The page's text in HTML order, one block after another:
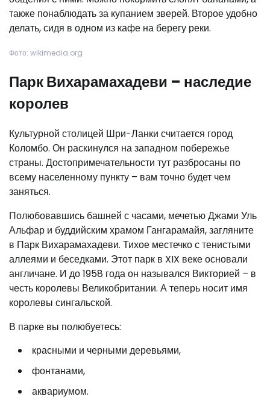
также понаблюдать за купанием зверей. Второе удобно
делать, сидя в одном из кафе на берегу реки.
Фото: wikimedia.org
Парк Вихарамахадеви – наследие
королев
Культурной столицей Шри-Ланки считается город
Коломбо. Он раскинулся на западном побережье
страны. Достопримечательности тут разбросаны по
всему населенному пункту – вам точно будет чем
заняться.
Полюбовавшись башней с часами, мечетью Джами Уль
Альфар и буддийским храмом Гангарамайя, загляните
в Парк Вихарамахадеви. Тихое местечко с тенистыми
аллеями и беседками. Этот парк в XIX веке основали
англичане. И до 1958 года он назывался Викторией – в
честь королевы Великобритании. А теперь носит имя
королевы сингальской.
В парке вы полюбуетесь:
красными и черными деревьями,
фонтанами,
аквариумом.